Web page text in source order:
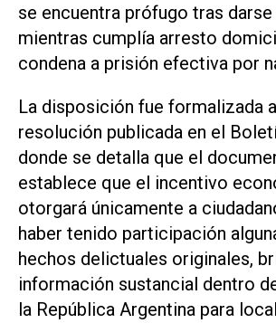
se encuentra prófugo tras darse
mientras cumplía arresto
condena a prisión efectiva por
La disposición fue formalizada
resolución publicada en el
donde se detalla que el
establece que el incentivo
otorgará únicamente a
haber tenido participación
hechos delictuales originales,
información sustancial dentro
la República Argentina para